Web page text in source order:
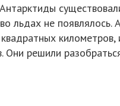
льдах не появлялось.
километров,
Они решили